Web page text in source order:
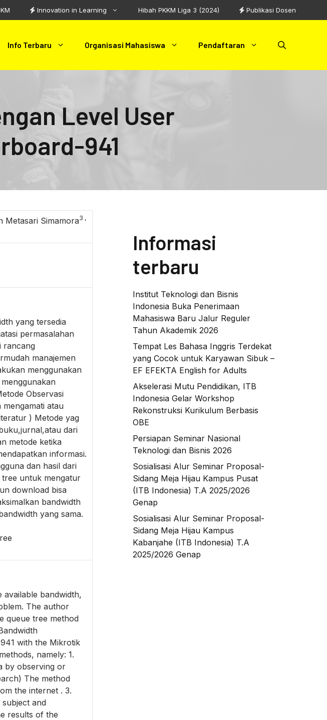
Innovation in Learning Hibah PKKM Liga 3 (2024) Publikasi Dosen
Info Terbaru Organisasi Mahasiswa Pendaftaran
Level User
941
Metasari Simamora3 ,
yang tersedia
permasalahan
rancang
manajemen
menggunakan
Observasi
atau
) Metode yag
dari
metode ketika
informasi.
dan hasil dari
tree untuk mengatur
download bisa
bandwidth
yang sama.
bandwidth,
The author
queue tree method
with the Mikrotik
namely: 1.
by observing or
The method
the internet . 3.
and
results of the
Informasi
terbaru
Institut Teknologi dan Bisnis
Indonesia Buka Penerimaan
Mahasiswa Baru Jalur Reguler
Tahun Akademik 2026
Tempat Les Bahasa Inggris Terdekat
yang Cocok untuk Karyawan Sibuk –
EF EFEKTA English for Adults
Akselerasi Mutu Pendidikan, ITB
Indonesia Gelar Workshop
Rekonstruksi Kurikulum Berbasis
OBE
Persiapan Seminar Nasional
Teknologi dan Bisnis 2026
Sosialisasi Alur Seminar Proposal-
Sidang Meja Hijau Kampus Pusat
(ITB Indonesia) T.A 2025/2026
Genap
Sosialisasi Alur Seminar Proposal-
Sidang Meja Hijau Kampus
Kabanjahe (ITB Indonesia) T.A
2025/2026 Genap